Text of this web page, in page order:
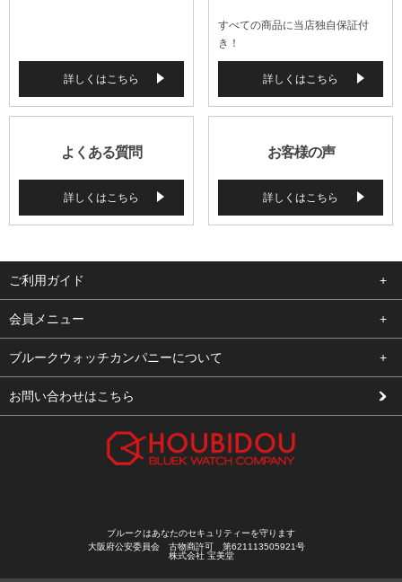
詳しくはこちら
すべての商品に当店独自保証付
き！
詳しくはこちら
よくある質問
詳しくはこちら
お客様の声
詳しくはこちら
ご利用ガイド
よくある質問
支払い・送料
修理依頼
会員メニュー
ログイン
お気に入り
ブルークウォッチカンパニーについて
会社概要
お問い合わせはこちら
ブルークはあなたのセキュリティーを守ります
大阪府公安委員会 古物商許可 第621113505921号
株式会社 宝美堂